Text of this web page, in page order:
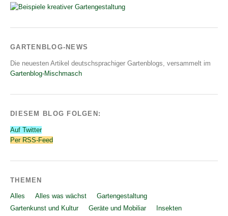
GARTENBLOG-NEWS
Die neuesten Artikel deutschsprachiger Gartenblogs, versammelt im
Gartenblog-Mischmasch
DIESEM BLOG FOLGEN:
Auf Twitter
Per RSS-Feed
THEMEN
Alles Alles was wächst
Gartengestaltung
Gartenkunst und Kultur
Geräte und Mobiliar
Insekten